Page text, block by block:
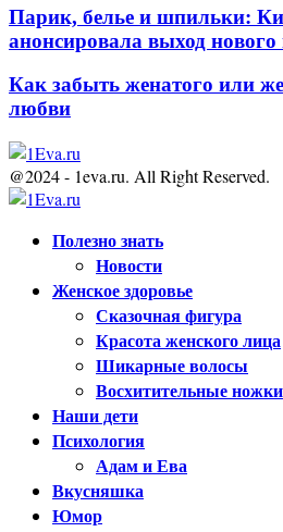
Парик, белье и шпильки:
анонсировала выход
Как забыть женатого или
любви
@2024 - 1eva.ru. All Right Reserved.
Полезно знать
Новости
Женское здоровье
Сказочная фигура
Красота женского лица
Шикарные волосы
Восхитительные ножки
Наши дети
Психология
Адам и Ева
Вкусняшка
Юмор